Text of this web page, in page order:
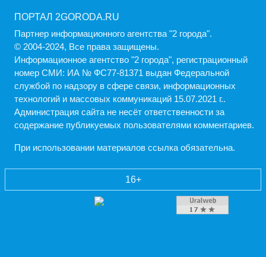
ПОРТАЛ 2GORODA.RU
Партнер информационного агентства "2 города".
© 2004-2024, Все права защищены.
Информационное агентство "2 города", регистрационный
номер СМИ: ИА № ФС77-81371 выдан Федеральной
службой по надзору в сфере связи, информационных
технологий и массовых коммуникаций 15.07.2021 г..
Администрация cайта не несёт ответственности за
содержание публикуемых пользователями комментариев.
При использовании материалов ссылка обязательна.
16+